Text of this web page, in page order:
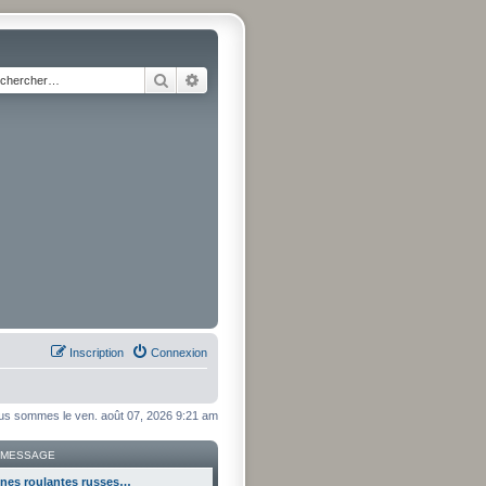
Rechercher
Connexion
Inscription
sommes le ven. août 07, 2026 9:21 am
roulantes russes…